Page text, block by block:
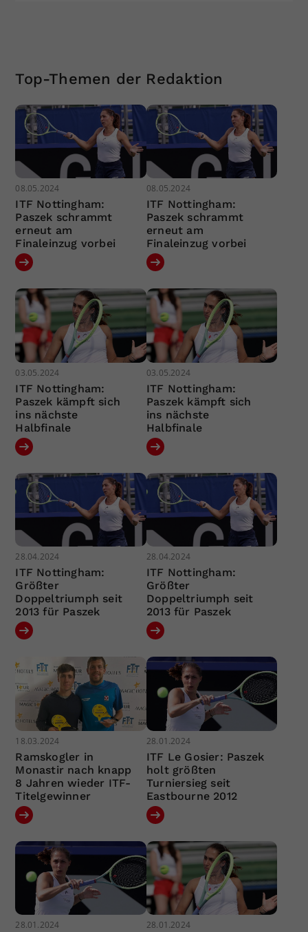
Top-Themen der Redaktion
08.05.2024
ITF Nottingham:
Paszek schrammt
erneut am
Finaleinzug vorbei
08.05.2024
ITF Nottingham:
Paszek schrammt
erneut am
Finaleinzug vorbei
03.05.2024
ITF Nottingham:
Paszek kämpft sich
ins nächste
Halbfinale
03.05.2024
ITF Nottingham:
Paszek kämpft sich
ins nächste
Halbfinale
28.04.2024
ITF Nottingham:
Größter
Doppeltriumph seit
2013 für Paszek
28.04.2024
ITF Nottingham:
Größter
Doppeltriumph seit
2013 für Paszek
18.03.2024
Ramskogler in
Monastir nach knapp
8 Jahren wieder ITF-
Titelgewinner
28.01.2024
ITF Le Gosier: Paszek
holt größten
Turniersieg seit
Eastbourne 2012
28.01.2024 28.01.2024